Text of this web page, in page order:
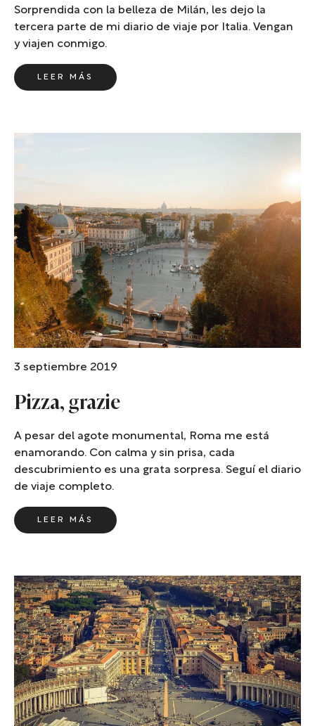
Sorprendida con la belleza de Milán, les dejo la
tercera parte de mi diario de viaje por Italia. Vengan
y viajen conmigo.
LEER MÁS
3 septiembre 2019
Pizza, grazie
A pesar del agote monumental, Roma me está
enamorando. Con calma y sin prisa, cada
descubrimiento es una grata sorpresa. Seguí el diario
de viaje completo.
LEER MÁS